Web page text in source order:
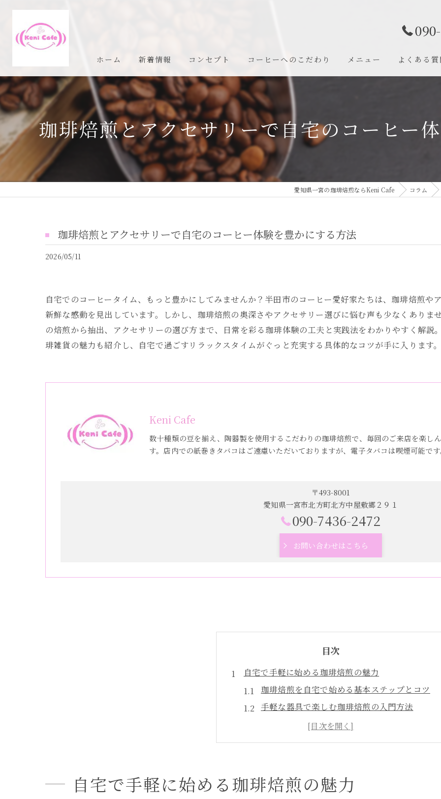
ホーム 新着情報 コンセプト コーヒーへのこだわり メニュー よくある
珈琲焙煎とアクセサリーで自宅のコーヒー
愛知県一宮の珈琲焙煎ならKeni Cafe コラム
珈琲焙煎とアクセサリーで自宅のコーヒー体験を豊かにする方法
2026/05/11
自宅でのコーヒータイム、もっと豊かにしてみませんか？半田市のコーヒー愛好家たちは、珈琲焙煎や
新鮮な感動を見出しています。しかし、珈琲焙煎の奥深さやアクセサリー選びに悩む声も少なくあり
の焙煎から抽出、アクセサリーの選び方まで、日常を彩る珈琲体験の工夫と実践法をわかりやすく解
琲雑貨の魅力も紹介し、自宅で過ごすリラックスタイムがぐっと充実する具体的なコツが手に入ります
Keni Cafe
数十種類の豆を揃え、陶器製を使用するこだわりの珈琲焙煎で、毎回のご来店を楽し
す。店内での紙巻きタバコはご遠慮いただいておりますが、電子タバコは喫煙可能で
〒493-8001
愛知県一宮市北方町北方中屋敷郷２９１
090-7436-2472
お問い合わせはこちら
目次
自宅で手軽に始める珈琲焙煎の魅力
珈琲焙煎を自宅で始める基本ステップとコツ
手軽な器具で楽しむ珈琲焙煎の入門方法
自宅珈琲焙煎がもたらす香りと味わいの変化
珈琲焙煎で毎日を豊かにするアイディア
珈琲アクセサリーが変える日常のひととき
珈琲焙煎と相性抜群のアクセサリー選び方
自宅で手軽に始める珈琲焙煎の魅力